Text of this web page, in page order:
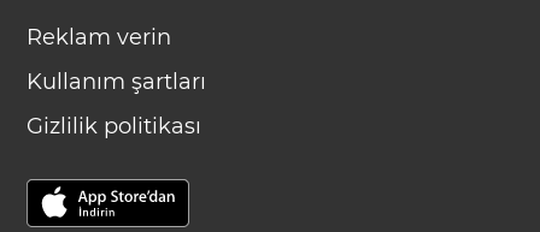
Reklam verin
Kullanım şartları
Gizlilik politikası